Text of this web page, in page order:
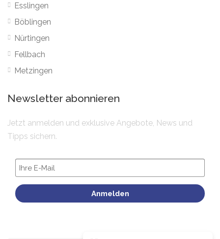
Esslingen
Böblingen
Nürtingen
Fellbach
Metzingen
Newsletter abonnieren
Jetzt anmelden und exklusive Angebote, News und
Tipps sichern.
Anmelden